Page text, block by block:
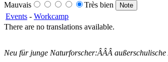
Mauvais
Très bien
Events - Workcamp
There are no translations available.
Neu für junge Naturforscher:ÂÂÂ